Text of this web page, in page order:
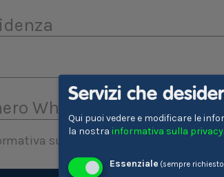
Whatsapp
sulla
Servizi che
Qui puoi vedere e modificare le
la nostra informativa sulla privacy
Essenziale (sempre